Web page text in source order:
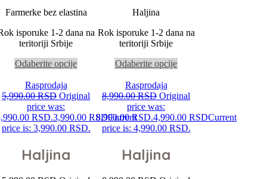
Farmerke bez elastina
isporuke 1-2 dana na
teritoriji Srbije
Odaberite opcije
Haljina
Rok isporuke 1-2 dana na
teritoriji Srbije
Odaberite opcije
Rasprodaja
5,990.00RSD Original
price was:
RSD.3,990.00 RSDCurrent
price is: 3,990.00 RSD.
Haljina
Rasprodaja
8,990.00RSD Original
price was:
8,990.00 RSD.4,990.00 RSDCurrent
price is: 4,990.00 RSD.
Haljina